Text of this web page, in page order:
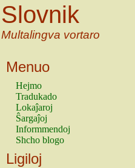
Slovnik
Multalingva vortaro
Menuo
Hejmo
Tradukado
Lokaĵaroj
Ŝargaĵoj
Informmendoj
Shcho blogo
Ligiloj